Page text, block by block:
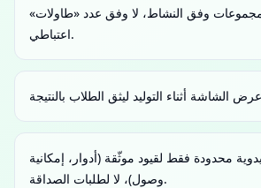
وفق النشاط، لا وفق عدد «طاولات»
اعتباطي.
محدودة فقط لقيود موثّقة (أدوار، إمكانية
وصول)، لا لطلبات الصداقة.